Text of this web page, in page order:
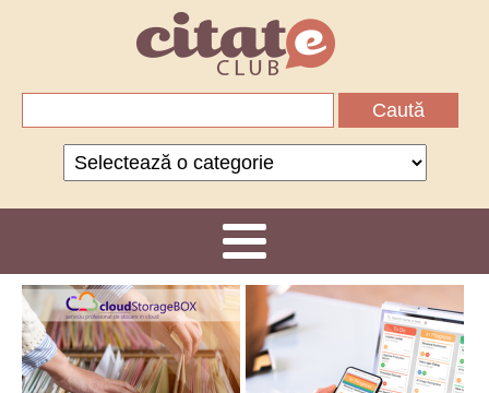
Categorii